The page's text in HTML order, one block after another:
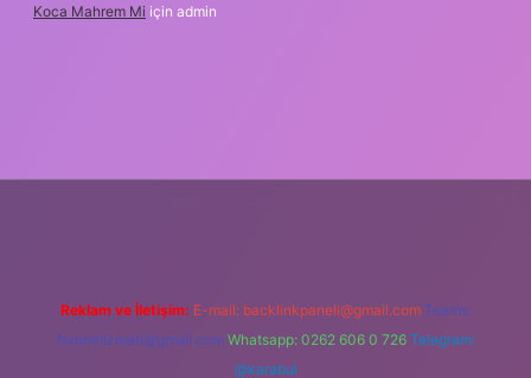
Koca Mahrem Mi için admin
Reklam ve İletişim: E-mail: backlinkpaneli@gmail.com Teams:
forumhizmeti@gmail.com Whatsapp: 0262 606 0 726 Telegram:
@karabul